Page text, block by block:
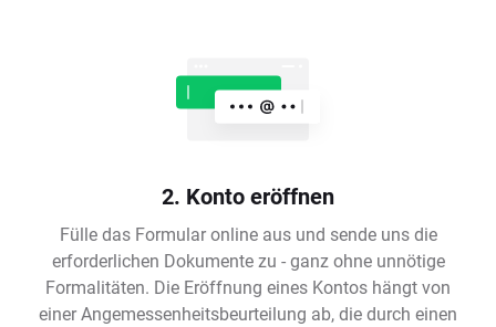
2. Konto eröffnen
Fülle das Formular online aus und sende uns die
erforderlichen Dokumente zu - ganz ohne unnötige
Formalitäten. Die Eröffnung eines Kontos hängt von
einer Angemessenheitsbeurteilung ab, die durch einen